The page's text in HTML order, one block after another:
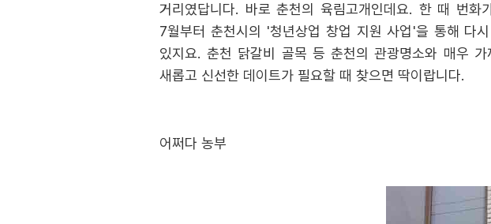
거리였답니다. 바로 춘천의 육림고개인데요. 한 때 번
7월부터 춘천시의 '청년상업 창업 지원 사업'을 통해 다
있지요. 춘천 닭갈비 골목 등 춘천의 관광명소와 매우
새롭고 신선한 데이트가 필요할 때 찾으면 딱이랍니다.
어쩌다 농부